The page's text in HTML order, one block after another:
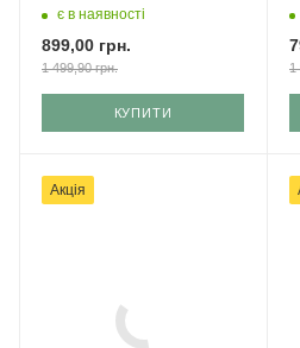
є в наявності
899,00 грн.
1 499,90грн.
КУПИТИ
1
Акція